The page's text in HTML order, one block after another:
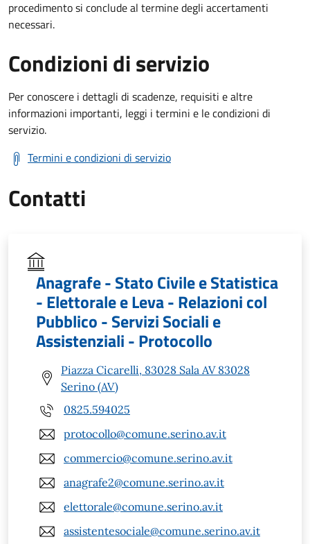
procedimento si conclude al termine degli accertamenti
necessari.
Condizioni di servizio
Per conoscere i dettagli di scadenze, requisiti e altre
informazioni importanti, leggi i termini e le condizioni di
servizio.
Termini e condizioni di servizio
Contatti
Anagrafe - Stato Civile e Statistica
- Elettorale e Leva - Relazioni col
Pubblico - Servizi Sociali e
Assistenziali - Protocollo
Piazza Cicarelli, 83028 Sala AV 83028
Serino (AV)
0825.594025
protocollo@comune.serino.av.it
commercio@comune.serino.av.it
anagrafe2@comune.serino.av.it
elettorale@comune.serino.av.it
assistentesociale@comune.serino.av.it